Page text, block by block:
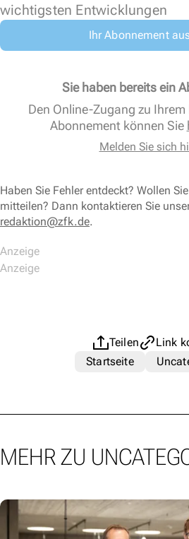
wichtigsten Entwicklungen
Ihr Abonnement
Sie haben bereits ein
Den Online-Zugang zu
Abonnement können Sie
Melden Sie sich
Haben Sie Fehler entdeckt? Wollen
mitteilen? Dann kontaktieren Sie
redaktion@zfk.de.
Teilen
Link
Startseite
MEHR ZU